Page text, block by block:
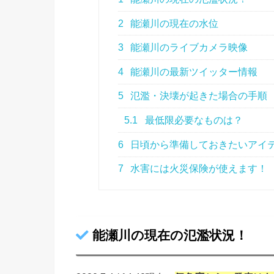
2 能瀬川の現在の水位
3 能瀬川のライブカメラ映像
4 能瀬川の最新ツイッター情報
5 氾濫・決壊が起きた場合の手順
5.1 最低限必要なものは？
6 日頃から準備しておきたいアイ
7 水害には火災保険が使えます！
能瀬川の現在の氾濫状況！